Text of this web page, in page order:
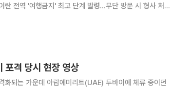
란 전역 '여행금지' 최고 단계 발령…무단 방문 시 형사 처벌
민을 대피시키
포격 당시 현장 영상
화되는 가운데 아랍에미리트(UAE) 두바이에 체류 중이던